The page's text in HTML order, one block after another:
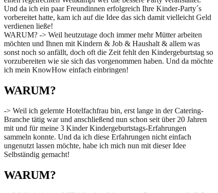
Und da ich ein paar Freundinnen erfolgreich Ihre Kinder-Party´s
vorbereitet hatte, kam ich auf die Idee das sich damit vielleicht Geld
verdienen ließe!
WARUM? -> Weil heutzutage doch immer mehr Mütter arbeiten
möchten und Ihnen mit Kindern & Job & Haushalt & allem was
sonst noch so anfällt, doch oft die Zeit fehlt den Kindergeburtstag so
vorzubereiten wie sie sich das vorgenommen haben. Und da möchte
ich mein KnowHow einfach einbringen!
WARUM?
-> Weil ich gelernte Hotelfachfrau bin, erst lange in der Catering-
Branche tätig war und anschließend nun schon seit über 20 Jahren
mit und für meine 3 Kinder Kindergeburtstags-Erfahrungen
sammeln konnte. Und da ich diese Erfahrungen nicht einfach
ungenutzt lassen möchte, habe ich mich nun mit dieser Idee
Selbständig gemacht!
WARUM?